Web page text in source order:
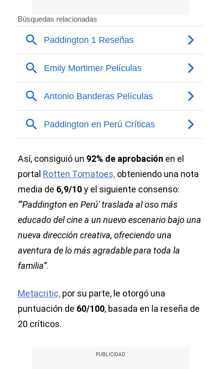
Así, consiguió un 92% de aprobación en el
portal Rotten Tomatoes, obteniendo una nota
media de 6,9/10y el siguiente consenso:
“‘Paddington en Perú' traslada al oso más
educado del cine a un nuevo escenario bajo una
nueva dirección creativa, ofreciendo una
aventura de lo más agradable para toda la
familia”.
Metacritic, por su parte, le otorgó una
puntuación de 60/100, basada en la reseña de
20 críticos.